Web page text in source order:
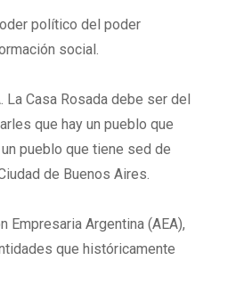
político del poder
social.
Casa Rosada debe ser del
que hay un pueblo que
pueblo que tiene sed de
de Buenos Aires.
Argentina (AEA),
que históricamente